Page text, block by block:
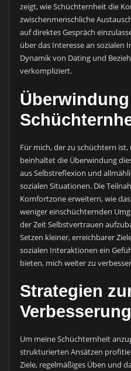
zeigt, wie Schüchternheit die
zwischenmenschliche
auf direktes Gespräch
über das Interesse an sozialen
Dynamik von Dating und
verkompliziert.
Für mich, der zu schüchtern
beinhaltet die Überwindung
aus Selbstreflexion und
sozialen Situationen. Die
Komfortzone erweitern, wie
weniger einschüchternden
der Zeit Selbstvertrauen
Setzen kleiner, erreichbarer
sozialen Interaktionen ein
bieten, mich weiter zu
Strategien
Verbesserung
Um meine Schüchternheit
strukturierten Ansätzen
Ziele, regelmäßiges Üben und